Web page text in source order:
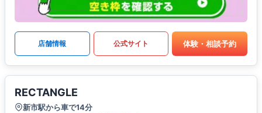
店舗情報 公式サイト 体験・相談予約
RECTANGLE
新市駅から車で14分